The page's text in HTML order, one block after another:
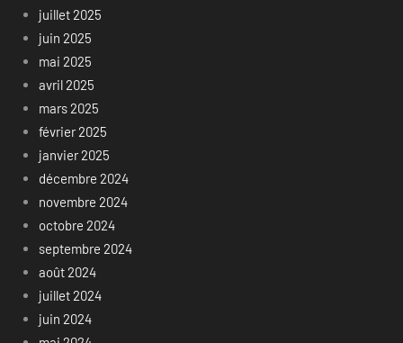
juillet 2025
juin 2025
mai 2025
avril 2025
mars 2025
février 2025
janvier 2025
décembre 2024
novembre 2024
octobre 2024
septembre 2024
août 2024
juillet 2024
juin 2024